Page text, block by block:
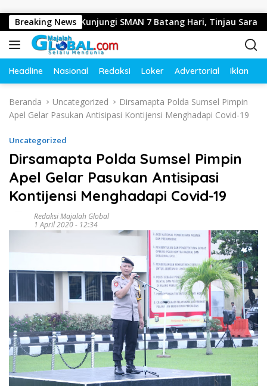
Breaking News
Jambi Kunjungi SMAN 7 Batang Hari, Tinjau Sarana dan
Headline Nasional Redaksi Loker Advertorial Iklan
Beranda Uncategorized
Dirsamapta Polda Sumsel Pimpin
Apel Gelar Pasukan Antisipasi Kontijensi Menghadapi Covid-19
Uncategorized
Dirsamapta Polda Sumsel Pimpin
Apel Gelar Pasukan Antisipasi
Kontijensi Menghadapi Covid-19
Redaksi Majalah Global
1 April 2020 - 12:34